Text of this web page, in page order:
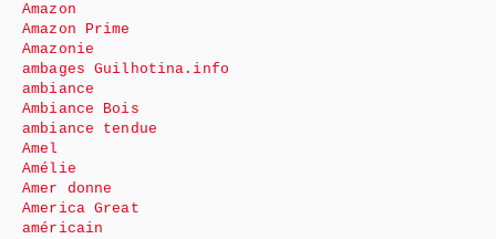
Amazon
Amazon Prime
Amazonie
ambages Guilhotina.info
ambiance
Ambiance Bois
ambiance tendue
Amel
Amélie
Amer donne
America Great
américain